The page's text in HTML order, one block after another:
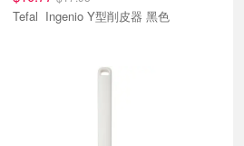
Tefal Ingenio Y型削皮器 黑色